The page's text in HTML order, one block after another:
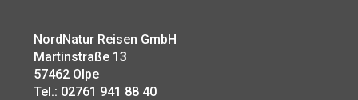
NordNatur Reisen GmbH
Martinstraße 13
57462 Olpe
Tel.: 02761 941 88 40